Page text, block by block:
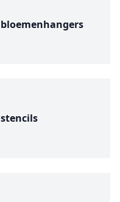
bloemenhangers
stencils